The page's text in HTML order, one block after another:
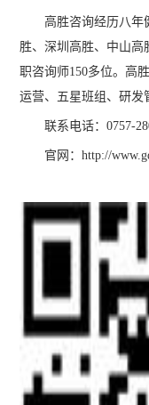
高胜咨询经历八年健
胜、深圳高胜、中山高
职咨询师150多位。高
运营、五星班组、研发
联系电话：0757-
官网：http://